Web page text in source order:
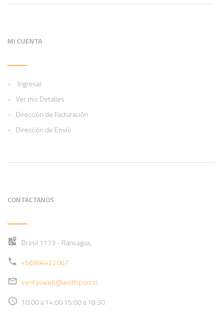
MI CUENTA
Ingresar
Ver mis Detalles
Dirección de Facturación
Dirección de Envío
CONTACTANOS
Brasil 1173 - Rancagua,
+56994422067
ventasweb@wolfsport.cl
10:00 a 14:00 15:00 a 18:30